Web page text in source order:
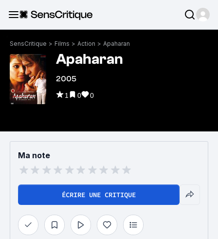
SensCritique > Films > Action > Apaharan
Apaharan
2005
1 0 0
Ma note
ÉCRIRE UNE CRITIQUE